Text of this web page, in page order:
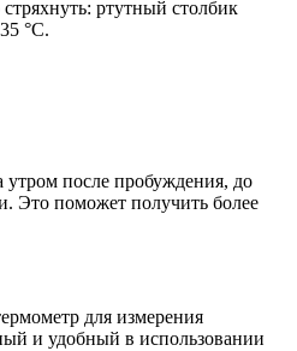
ртутный столбик
°С.
утром после пробуждения, до
Это поможет получить более
для измерения
и удобный в использовании